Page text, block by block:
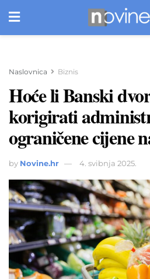
Naslovnica Biznis
Hoće li Banski
korigirati
ograničene cijene
by Novine.hr 4. svibnja 2025.